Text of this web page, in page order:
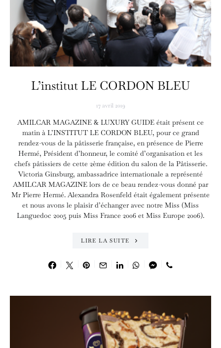
L’institut LE CORDON BLEU
17 avril 2019
AMILCAR MAGAZINE & LUXURY GUIDE était présent ce
matin à L’INSTITUT LE CORDON BLEU, pour ce grand
rendez-vous de la pâtisserie française, en présence de Pierre
Hermé, Président d’honneur, le comité d’organisation et les
chefs pâtissiers de cette 2ème édition du salon de la Pâtisserie.
Victoria Ginsburg, ambassadrice internationale a représenté
AMILCAR MAGAZINE lors de ce beau rendez-vous donné par
Mr Pierre Hermé. Alexandra Rosenfeld était également présente
et nous avons le plaisir d’échanger avec notre Miss (Miss
Languedoc 2005 puis Miss France 2006 et Miss Europe 2006).
LIRE LA SUITE